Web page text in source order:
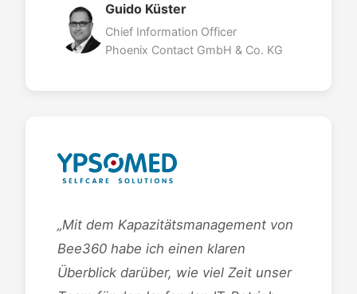
Guido Küster
Chief Information Officer
Phoenix Contact GmbH & Co. KG
„Mit dem Kapazitätsmanagement von
Bee360 habe ich einen klaren
Überblick darüber, wie viel Zeit unser